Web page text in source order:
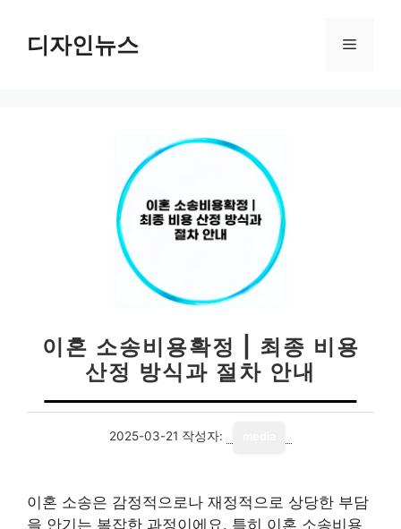
디자인뉴스 메
이혼 소송비용확정 | 최종 비용
산정 방식과 절차 안내
2025-03-21 작성자:
이혼 소송은 감정적으로나 재정적으로 상당한 부담
을 안기는 복잡한 과정이에요. 특히 이혼 소송비용